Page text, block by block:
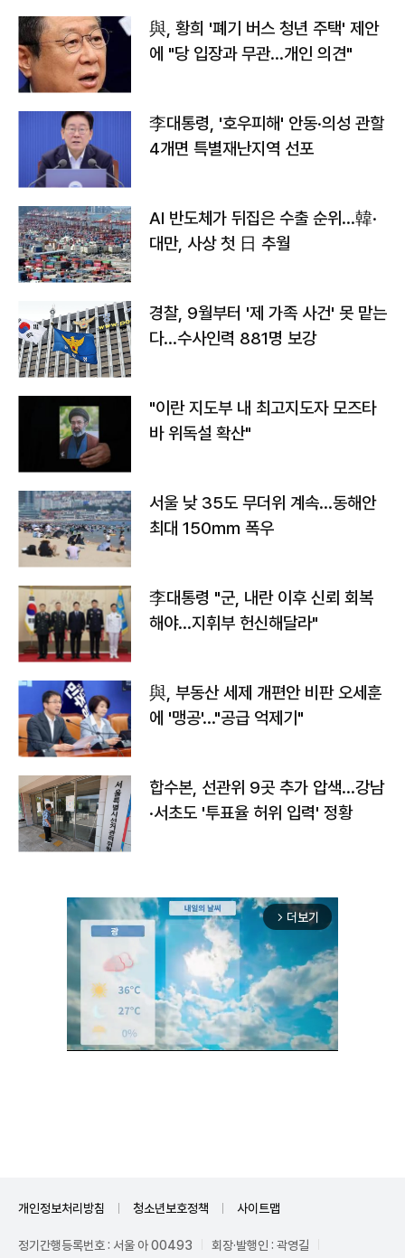
與, 황희 '폐기 버스 청년 주택' 제안
에 "당 입장과 무관…개인 의견"
李대통령, '호우피해' 안동·의성 관할
4개면 특별재난지역 선포
AI 반도체가 뒤집은 수출 순위…韓·
대만, 사상 첫 日 추월
경찰, 9월부터 '제 가족 사건' 못 맡는
다…수사인력 881명 보강
"이란 지도부 내 최고지도자 모즈타
바 위독설 확산"
서울 낮 35도 무더위 계속…동해안
최대 150㎜ 폭우
李대통령 "군, 내란 이후 신뢰 회복
해야…지휘부 헌신해달라"
與, 부동산 세제 개편안 비판 오세훈
에 '맹공'…"공급 억제기"
합수본, 선관위 9곳 추가 압색…강남
·서초도 '투표율 허위 입력' 정황
arrow_forward_ios 더보기
개인정보처리방침 청소년보호정책 사이트맵
정기간행등록번호 : 서울 아 00493 회장·발행인 : 곽영길